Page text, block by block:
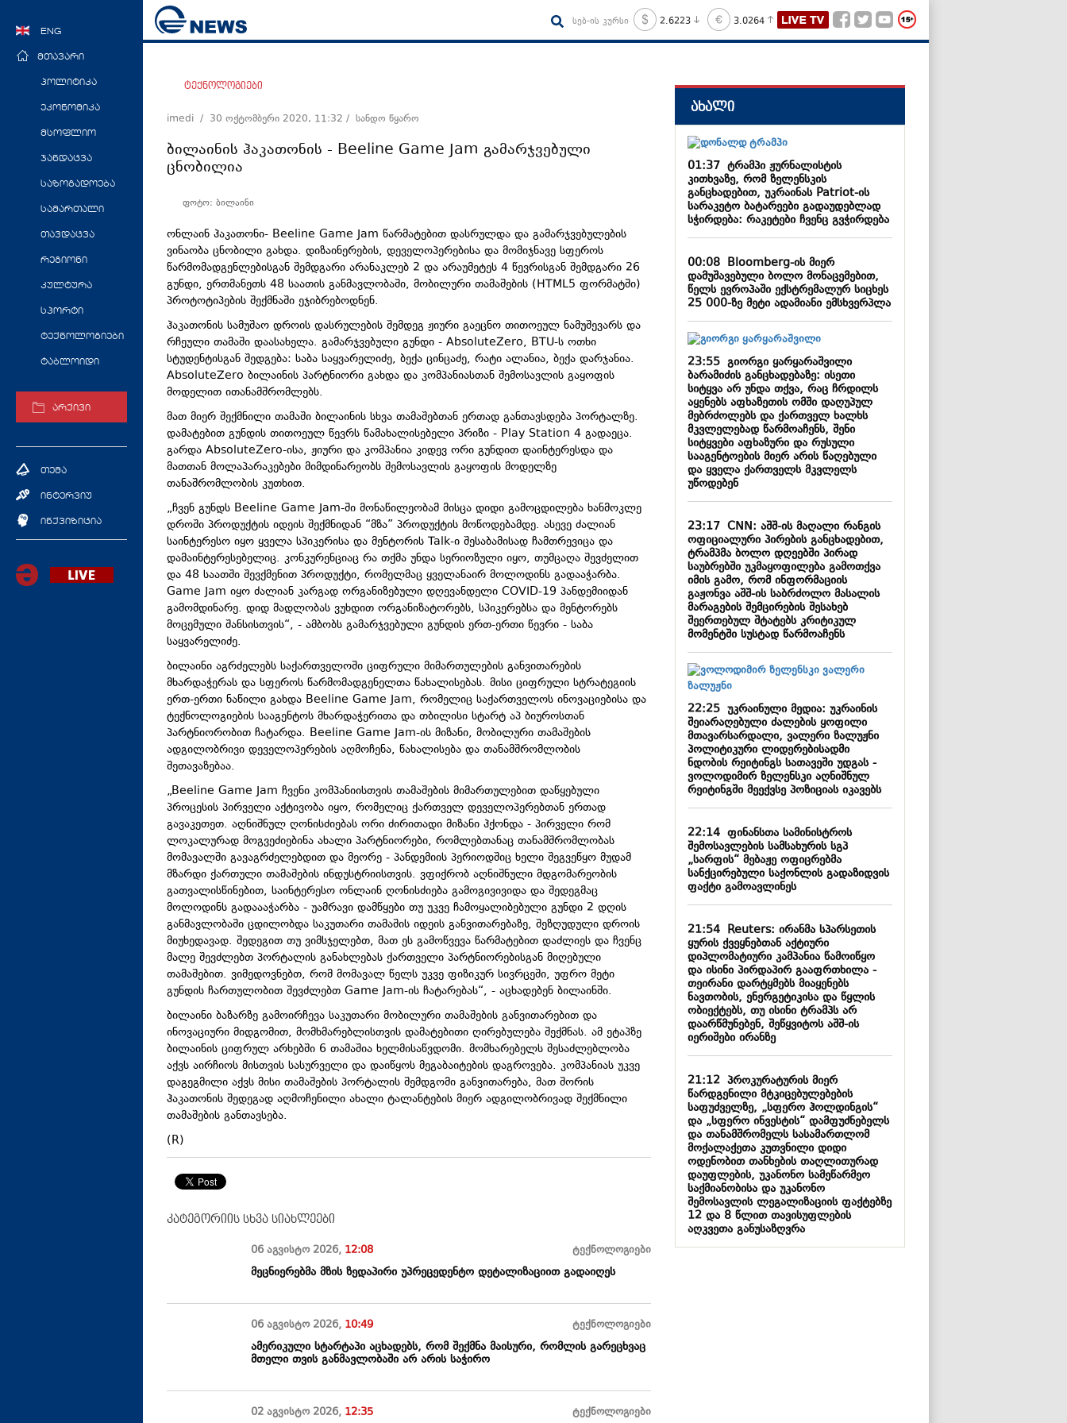
ENG
მთავარი
პოლიტიკა
ეკონომიკა
მსოფლიო
ჯანდაცვა
საზოგადოება
სამართალი
თავდაცვა
რეგიონი
კულტურა
სპორტი
ტექნოლოგიები
ტაბლოიდი
არქივი
თემა
ინტერვიუ
ინქვიზიცია
სებ-ის კურსი 2.6223 3.0264
ტექნოლოგიები
imedi / 30 ოქტომბერი 2020, 11:32 / სანდო წყარო
ბილაინის ჰაკათონის - Beeline Game Jam გამარჯვებული
ცნობილია
ფოტო: ბილაინი
ონლაინ ჰაკათონი- Beeline Game Jam წარმატებით დასრულდა და გამარჯვებულების
ვინაობა ცნობილი გახდა. დიზაინერების, დეველოპერებისა და მომიჯნავე სფეროს
წარმომადგენლებისგან შემდგარი არანაკლებ 2 და არაუმეტეს 4 წევრისგან შემდგარი 26
გუნდი, ერთმანეთს 48 საათის განმავლობაში, მობილური თამაშების (HTML5 ფორმატში)
პროტოტიპების შექმნაში ეჯიბრებოდნენ.
ჰაკათონის სამუშაო დროის დასრულების შემდეგ ჟიური გაეცნო თითოეულ ნამუშევარს და
რჩეული თამაში დაასახელა. გამარჯვებული გუნდი - AbsoluteZero, BTU-ს ოთხი
სტუდენტისგან შედგება: საბა საყვარელიძე, ბექა ცინცაძე, რატი ალანია, ბექა დარჯანია.
AbsoluteZero ბილაინის პარტნიორი გახდა და კომპანიასთან შემოსავლის გაყოფის
მოდელით ითანამშრომლებს.
მათ მიერ შექმნილი თამაში ბილაინის სხვა თამაშებთან ერთად განთავსდება პორტალზე.
დამატებით გუნდის თითოეულ წევრს წამახალისებელი პრიზი - Play Station 4 გადაეცა.
გარდა AbsoluteZero-ისა, ჟიური და კომპანია კიდევ ორი გუნდით დაინტერესდა და
მათთან მოლაპარაკებები მიმდინარეობს შემოსავლის გაყოფის მოდელზე
თანაშრომლობის კუთხით.
„ჩვენ გუნდს Beeline Game Jam-ში მონაწილეობამ მისცა დიდი გამოცდილება ხანმოკლე
დროში პროდუქტის იდეის შექმნიდან “მზა” პროდუქტის მოწოდებამდე. ასევე ძალიან
საინტერესო იყო ყველა სპიკერისა და მენტორის Talk-ი შესაბამისად ჩამთრევიცა და
დამაინტერესებელიც. კონკურენციაც რა თქმა უნდა სერიოზული იყო, თუმცაღა შევძელით
და 48 საათში შევქმენით პროდუქტი, რომელმაც ყველანაირ მოლოდინს გადააჭარბა.
Game Jam იყო ძალიან კარგად ორგანიზებული დღევანდელი COVID-19 პანდემიიდან
გამომდინარე. დიდ მადლობას ვუხდით ორგანიზატორებს, სპიკერებსა და მენტორებს
მოცემული შანსისთვის“, - ამბობს გამარჯვებული გუნდის ერთ-ერთი წევრი - საბა
საყვარელიძე.
ბილაინი აგრძელებს საქართველოში ციფრული მიმართულების განვითარების
მხარდაჭერას და სფეროს წარმომადგენელთა წახალისებას. მისი ციფრული სტრატეგიის
ერთ-ერთი ნაწილი გახდა Beeline Game Jam, რომელიც საქართველოს ინოვაციებისა და
ტექნოლოგიების სააგენტოს მხარდაჭერითა და თბილისი სტარტ აპ ბიუროსთან
პარტნიორობით ჩატარდა. Beeline Game Jam-ის მიზანი, მობილური თამაშების
ადგილობრივი დეველოპერების აღმოჩენა, წახალისება და თანამშრომლობის
შეთავაზებაა.
„Beeline Game Jam ჩვენი კომპანიისთვის თამაშების მიმართულებით დაწყებული
პროცესის პირველი აქტივობა იყო, რომელიც ქართველ დეველოპერებთან ერთად
გავაკეთეთ. აღნიშნულ ღონისძიებას ორი ძირითადი მიზანი ჰქონდა - პირველი რომ
ლოკალურად მოგვეძიებინა ახალი პარტნიორები, რომლებთანაც თანამშრომლობას
მომავალში გავაგრძელებდით და მეორე - პანდემიის პერიოდშიც ხელი შეგვეწყო მუდამ
მზარდი ქართული თამაშების ინდუსტრიისთვის. ვფიქრობ აღნიშნული მდგომარეობის
გათვალისწინებით, საინტერესო ონლაინ ღონისძიება გამოგივივიდა და შედეგმაც
მოლოდინს გადაააჭარბა - უამრავი დამწყები თუ უკვე ჩამოყალიბებული გუნდი 2 დღის
განმავლობაში ცდილობდა საკუთარი თამაშის იდეის განვითარებაზე, შეზღუდული დროის
მიუხედავად. შედეგით თუ ვიმსჯელებთ, მათ ეს გამოწვევა წარმატებით დაძლიეს და ჩვენც
მალე შევძლებთ პორტალის განახლებას ქართველი პარტნიორებისგან მიღებული
თამაშებით. ვიმედოვნებთ, რომ მომავალ წელს უკვე ფიზიკურ სივრცეში, უფრო მეტი
გუნდის ჩართულობით შევძლებთ Game Jam-ის ჩატარებას“, - აცხადებენ ბილაინში.
ბილაინი ბაზარზე გამოირჩევა საკუთარი მობილური თამაშების განვითარებით და
ინოვაციური მიდგომით, მომხმარებლისთვის დამატებითი ღირებულება შექმნას. ამ ეტაპზე
ბილაინის ციფრულ არხებში 6 თამაშია ხელმისაწვდომი. მომხარებელს შესაძლებლობა
აქვს აირჩიოს მისთვის სასურველი და დაიწყოს მეგაბაიტების დაგროვება. კომპანიას უკვე
დაგეგმილი აქვს მისი თამაშების პორტალის შემდგომი განვითარება, მათ შორის
ჰაკათონის შედეგად აღმოჩენილი ახალი ტალანტების მიერ ადგილობრივად შექმნილი
თამაშების განთავსება.
(R)
კატეგორიის სხვა სიახლეები
06 აგვისტო 2026, 12:08 ტექნოლოგიები
მეცნიერებმა მზის ზედაპირი უპრეცედენტო დეტალიზაციით გადაიღეს
06 აგვისტო 2026, 10:49 ტექნოლოგიები
ამერიკული სტარტაპი აცხადებს, რომ შექმნა მაისური, რომლის გარეცხვაც
მთელი თვის განმავლობაში არ არის საჭირო
02 აგვისტო 2026, 12:35 ტექნოლოგიები
ახალი
01:37ტრამპი ჟურნალისტის
კითხვაზე, რომ ზელენსკის
განცხადებით, უკრაინას Patriot-ის
სარაკეტო ბატარეები გადაუდებლად
სჭირდება: რაკეტები ჩვენც გვჭირდება
00:08Bloomberg-ის მიერ
დამუშავებული ბოლო მონაცემებით,
წელს ევროპაში ექსტრემალურ სიცხეს
25 000-ზე მეტი ადამიანი ემსხვერპლა
23:55გიორგი ყარყარაშვილი
ბარამიძის განცხადებაზე: ისეთი
სიტყვა არ უნდა თქვა, რაც ჩრდილს
აყენებს აფხაზეთის ომში დაღუპულ
მებრძოლებს და ქართველ ხალხს
მკვლელებად წარმოაჩენს, შენი
სიტყვები აფხაზური და რუსული
სააგენტოების მიერ არის წაღებული
და ყველა ქართველს მკვლელს
უწოდებენ
23:17CNN: აშშ-ის მაღალი რანგის
ოფიციალური პირების განცხადებით,
ტრამპმა ბოლო დღეებში პირად
საუბრებში უკმაყოფილება გამოთქვა
იმის გამო, რომ ინფორმაციის
გაჟონვა აშშ-ის საბრძოლო მასალის
მარაგების შემცირების შესახებ
შეერთებულ შტატებს კრიტიკულ
მომენტში სუსტად წარმოაჩენს
22:25უკრაინული მედია: უკრაინის
შეიარაღებული ძალების ყოფილი
მთავარსარდალი, ვალერი ზალუჟნი
პოლიტიკური ლიდერებისადმი
ნდობის რეიტინგს სათავეში უდგას -
ვოლოდიმირ ზელენსკი აღნიშნულ
რეიტინგში მეექვსე პოზიციას იკავებს
22:14ფინანსთა სამინისტროს
შემოსავლების სამსახურის სგპ
„სარფის“ მებაჟე ოფიცრებმა
სანქცირებული საქონლის გადაზიდვის
ფაქტი გამოავლინეს
21:54Reuters: ირანმა სპარსეთის
ყურის ქვეყნებთან აქტიური
დიპლომატიური კამპანია წამოიწყო
და ისინი პირდაპირ გააფრთხილა -
თეირანი დარტყმებს მიაყენებს
ნავთობის, ენერგეტიკისა და წყლის
ობიექტებს, თუ ისინი ტრამპს არ
დაარწმუნებენ, შეწყვიტოს აშშ-ის
იერიშები ირანზე
21:12პროკურატურის მიერ
წარდგენილი მტკიცებულებების
საფუძველზე, „სფერო ჰოლდინგის“
და „სფერო ინვესტის“ დამფუძნებელს
და თანამშრომელს სასამართლომ
მოქალაქეთა კუთვნილი დიდი
ოდენობით თანხების თაღლითურად
დაუფლების, უკანონო სამეწარმეო
საქმიანობისა და უკანონო
შემოსავლის ლეგალიზაციის ფაქტებზე
12 და 8 წლით თავისუფლების
აღკვეთა განუსაზღვრა